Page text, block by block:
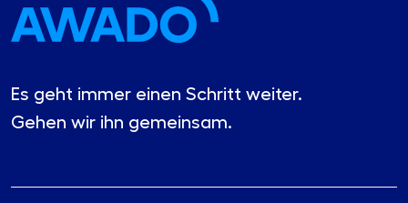
Es geht immer einen Schritt weiter.
Gehen wir ihn gemeinsam.